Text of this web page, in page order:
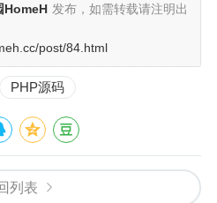
用户
本的，不能禁止左键
552953420-a713dd
HomeH 发布，如需转载请注明出
post/84.html
PHP源码
列表